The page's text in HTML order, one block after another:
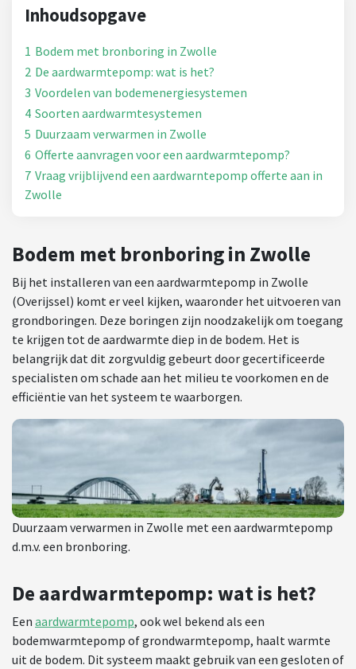
Inhoudsopgave
1 Bodem met bronboring in Zwolle
2 De aardwarmtepomp: wat is het?
3 Voordelen van bodemenergiesystemen
4 Soorten aardwarmtesystemen
5 Duurzaam verwarmen in Zwolle
6 Offerte aanvragen voor een aardwarmtepomp?
7 Vraag vrijblijvend een aardwarntepomp offerte aan in
Zwolle
Bodem met bronboring in Zwolle
Bij het installeren van een aardwarmtepomp in Zwolle
(Overijssel) komt er veel kijken, waaronder het uitvoeren van
grondboringen. Deze boringen zijn noodzakelijk om toegang
te krijgen tot de aardwarmte diep in de bodem. Het is
belangrijk dat dit zorgvuldig gebeurt door gecertificeerde
specialisten om schade aan het milieu te voorkomen en de
efficiëntie van het systeem te waarborgen.
Duurzaam verwarmen in Zwolle met een aardwarmtepomp
d.m.v. een bronboring.
De aardwarmtepomp: wat is het?
Een aardwarmtepomp, ook wel bekend als een
bodemwarmtepomp of grondwarmtepomp, haalt warmte
uit de bodem. Dit systeem maakt gebruik van een gesloten of